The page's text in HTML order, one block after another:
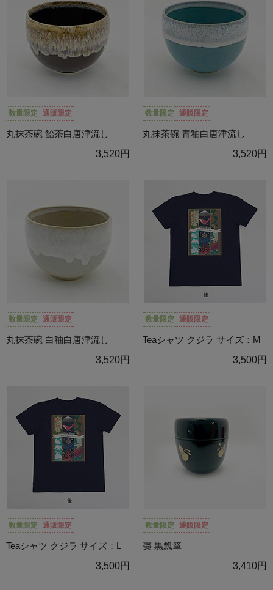
数量限定 通販限定
丸抹茶碗 飴茶白唐津流し
3,520円
数量限定 通販限定
丸抹茶碗 青釉白唐津流し
3,520円
数量限定 通販限定
丸抹茶碗 白釉白唐津流し
3,520円
数量限定 通販限定
Teaシャツ クジラ サイズ：M
3,500円
数量限定 通販限定
Teaシャツ クジラ サイズ：L
3,500円
数量限定 通販限定
棗 黒瓢箪
3,410円